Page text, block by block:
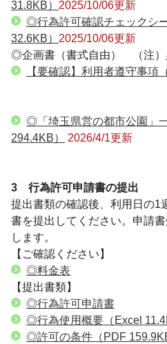
31.8KB） 2025/10/06更新
◎行為許可確認チェックシ
32.6KB） 2025/10/06更新
◎企画書（書式自由） （注）
【要確認】利用者遵守事項
◎「埼玉県営の都市公園」
294.4KB）
2026/4/1更新
3 行為許可申請書の提出
提出書類の確認後、利用日の1
書を提出してください。申請
します。
【ご確認ください】
◎料金表
【提出書類】
◎行為許可申請書
◎行為使用概要 （Excel
◎許可の条件 （PDF